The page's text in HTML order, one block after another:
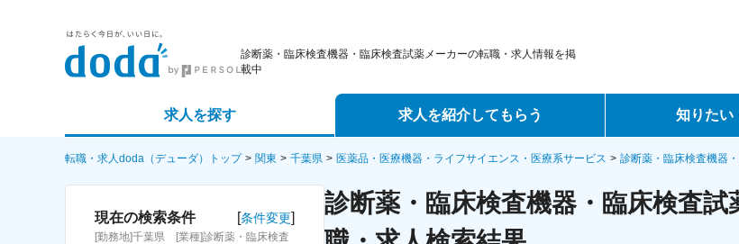
診断薬・臨床検査機器・臨床検査試薬メーカーの転職・求人情報を掲
載中
求人を探す
詳細条件から探す
求人を紹介してもらう
エージェントサービス
スカウトサービス
知りたい
転職ノウハウ
データで見る転職
転職・求人doda（デューダ）トップ 関東 千葉県 医薬品・医療機器・ライフサイエンス・医療系サービス 診断薬・臨床検査機器
現在の検索条件 [条件変更]
[勤務地]千葉県 [業種]診断薬・臨床検査
診断薬・臨床検査機器・臨床検査